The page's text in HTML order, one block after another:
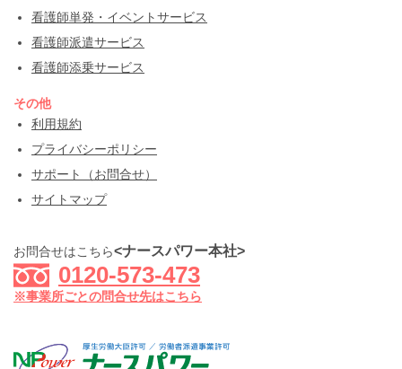
看護師単発・イベントサービス
看護師派遣サービス
看護師添乗サービス
その他
利用規約
プライバシーポリシー
サポート（お問合せ）
サイトマップ
お問合せはこちら<ナースパワー本社>
0120-573-473
※事業所ごとの問合せ先はこちら